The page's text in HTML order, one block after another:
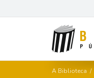
A Biblioteca /